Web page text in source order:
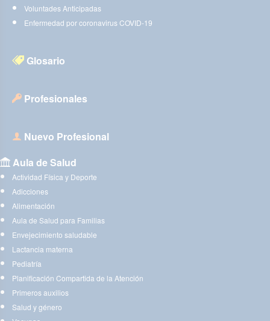
Voluntades Anticipadas
Enfermedad por coronavirus COVID-19
Glosario
Profesionales
Nuevo Profesional
Aula de Salud
Actividad Física y Deporte
Adicciones
Alimentación
Aula de Salud para Familias
Envejecimiento saludable
Lactancia materna
Pediatría
Planificación Compartida de la Atención
Primeros auxilios
Salud y género